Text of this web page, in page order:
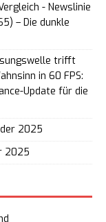
- Newslinie
– Die dunkle
trifft
in 60 FPS:
Update für die
2025
2025